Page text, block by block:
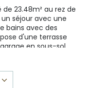
de 23.48m² au rez de
séjour avec une
bains avec des
d'une terrasse
en sous-sol.
des lieux
ligne, merci de vous